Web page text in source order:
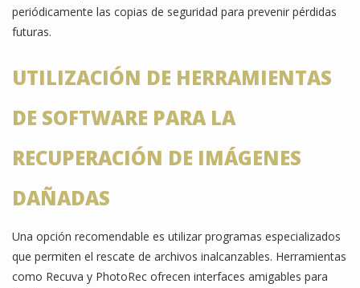
periódicamente las copias de seguridad para prevenir pérdidas
futuras.
UTILIZACIÓN DE HERRAMIENTAS
DE SOFTWARE PARA LA
RECUPERACIÓN DE IMÁGENES
DAÑADAS
Una opción recomendable es utilizar programas especializados
que permiten el rescate de archivos inalcanzables. Herramientas
como Recuva y PhotoRec ofrecen interfaces amigables para